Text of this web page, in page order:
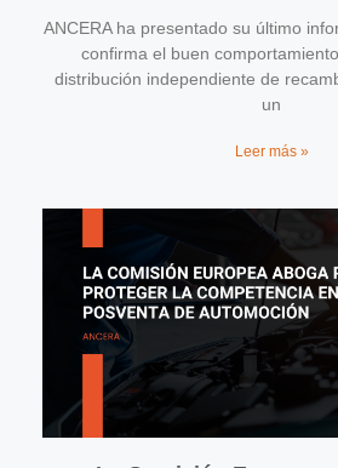
ANCERA ha presentado su último
confirma el buen
distribución independiente de
un
Leer más »